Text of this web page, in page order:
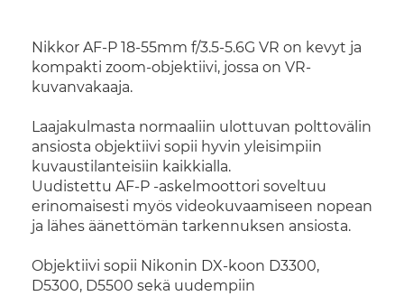
Nikkor AF-P 18-55mm f/3.5-5.6G VR on kevyt ja
kompakti zoom-objektiivi, jossa on VR-
kuvanvakaaja.
Laajakulmasta normaaliin ulottuvan polttovälin
ansiosta objektiivi sopii hyvin yleisimpiin
kuvaustilanteisiin kaikkialla.
Uudistettu AF-P -askelmoottori soveltuu
erinomaisesti myös videokuvaamiseen nopean
ja lähes äänettömän tarkennuksen ansiosta.
Objektiivi sopii Nikonin DX-koon D3300,
D5300, D5500 sekä uudempiin